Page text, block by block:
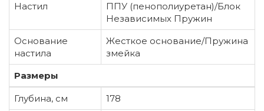
Настил
ППУ (пенополиуретан)/Блок
Независимых Пружин
Основание
настила
Жесткое основание/Пружина
змейка
Размеры
Глубина, см
178